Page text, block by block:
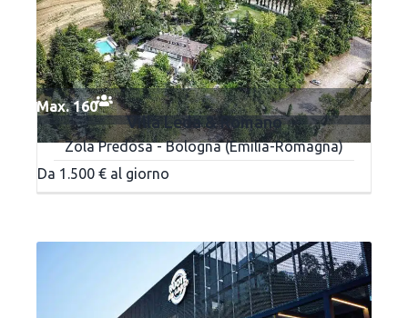
Max. 160
Villa Leda & Romano
Zola Predosa - Bologna (Emilia-Romagna)
Da 1.500 € al giorno